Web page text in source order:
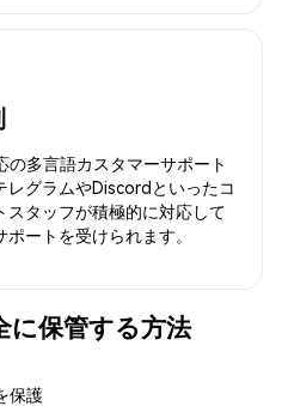
の多言語カスタマーサポート
レグラムやDiscordといったコ
スタッフが積極的に対応して
ートを受けられます。
に保管する方法
保護